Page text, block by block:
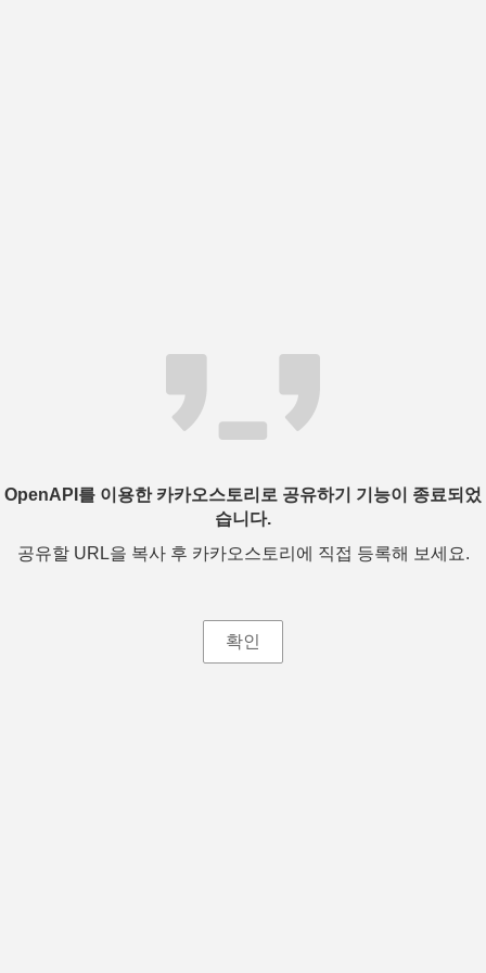
OpenAPI를 이용한 카카오스토리로 공유하기 기능이 종료되었
습니다.
공유할 URL을 복사 후 카카오스토리에 직접 등록해 보세요.
확인